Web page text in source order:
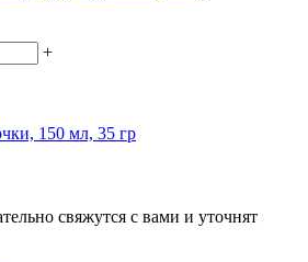
+
150 мл, 35 гр
свяжутся с вами и уточнят